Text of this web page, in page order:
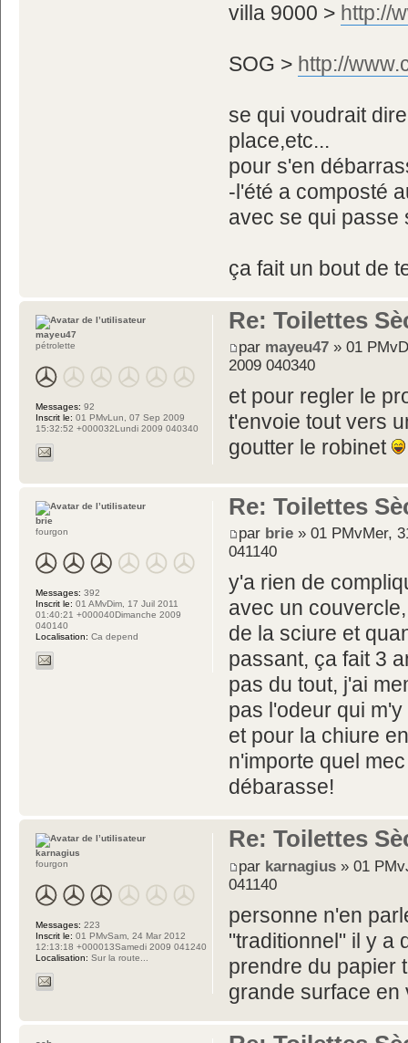
villa 9000 > http://
SOG > http://
se qui voudrait
place,etc...
pour s'en
-l'été a composté
avec se qui passe
ça fait un bout de
Re: Toilettes
par mayeu47 » 01
2009 040340
et pour regler le
t'envoie tout vers
goutter le robinet
mayeu47
pétrolette
Messages: 92
Inscrit le: 01 PMvLun, 07 Sep 2009
15:32:52 +000032Lundi 2009 040340
Re: Toilettes
par brie » 01 PMvMer,
041140
y'a rien de
avec un
de la sciure et
passant, ça fait 3
pas du tout, j'ai
pas l'odeur qui
et pour la chiure
n'importe quel
débarasse!
brie
fourgon
Messages: 392
Inscrit le: 01 AMvDim, 17 Juil 2011
01:40:21 +000040Dimanche 2009
040140
Localisation: Ca depend
Re: Toilettes
par karnagius » 01
041140
personne n'en
"traditionnel" il y a
prendre du papier
grande surface
karnagius
fourgon
Messages: 223
Inscrit le: 01 PMvSam, 24 Mar 2012
12:13:18 +000013Samedi 2009 041240
Localisation: Sur la route...